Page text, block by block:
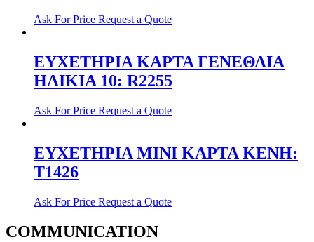
Ask For Price Request a Quote
ΕΥΧΕΤΗΡΙΑ ΚΑΡΤΑ ΓΕΝΕΘΛΙΑ
ΗΛΙΚΙΑ 10: R2255
Ask For Price Request a Quote
ΕΥΧΕΤΗΡΙΑ ΜΙΝΙ ΚΑΡΤΑ ΚΕΝΗ:
T1426
Ask For Price Request a Quote
COMMUNICATION